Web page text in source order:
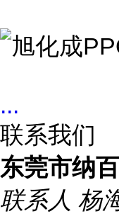
...
联系我们
东莞市纳
联系人 杨